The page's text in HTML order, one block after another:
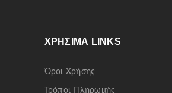
ΧΡΉΣΙΜΑ LINKS
Όροι Χρήσης
Τρόποι Πληρωμής